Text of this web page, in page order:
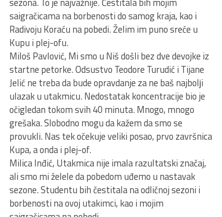
saigračicama na borbenosti do samog kraja, kao i
Radivoju Koraću na pobedi. Želim im puno sreće u
Kupu i plej-ofu.
Miloš Pavlović, Mi smo u Niš došli bez dve devojke iz
startne petorke. Odsustvo Teodore Turudić i Tijane
Jelić ne treba da bude opravdanje za ne baš najbolјi
ulazak u utakmicu. Nedostatak koncentracije bio je
očigledan tokom svih 40 minuta. Mnogo, mnogo
grešaka. Slobodno mogu da kažem da smo se
provukli. Nas tek očekuje veliki posao, prvo završnica
Kupa, a onda i plej-of.
Milica Inđić, Utakmica nije imala razultatski značaj,
ali smo mi želele da pobedom uđemo u nastavak
sezone. Studentu bih čestitala na odličnoj sezoni i
borbenosti na ovoj utakimci, kao i mojim